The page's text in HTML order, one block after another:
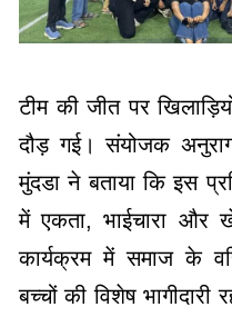
टीम की जीत पर
दौड़ गई। संयोजक
मुंदडा ने बताया कि इस
में एकता, भाईचारा और
कार्यक्रम में समाज के
बच्चों की विशेष